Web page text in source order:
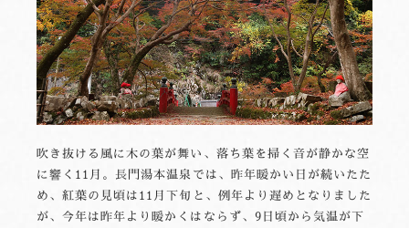
吹き抜ける風に木の葉が舞い、落ち葉を掃く音が静かな空
に響く11月。長門湯本温泉では、昨年暖かい日が続いたた
め、紅葉の見頃は11月下旬と、例年より遅めとなりました
が、今年は昨年より暖かくはならず、9日頃から気温が下